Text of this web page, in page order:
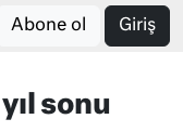
Abone ol Giriş
sonu